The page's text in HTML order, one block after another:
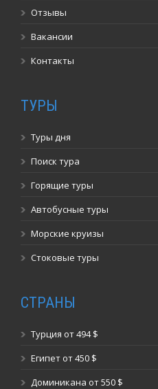
Отзывы
Вакансии
Контакты
ТУРЫ
Туры дня
Поиск тура
Горящие туры
Автобусные туры
Морские круизы
Стоковые туры
СТРАНЫ
Турция от 494 $
Египет от 450 $
Доминикана от 550 $